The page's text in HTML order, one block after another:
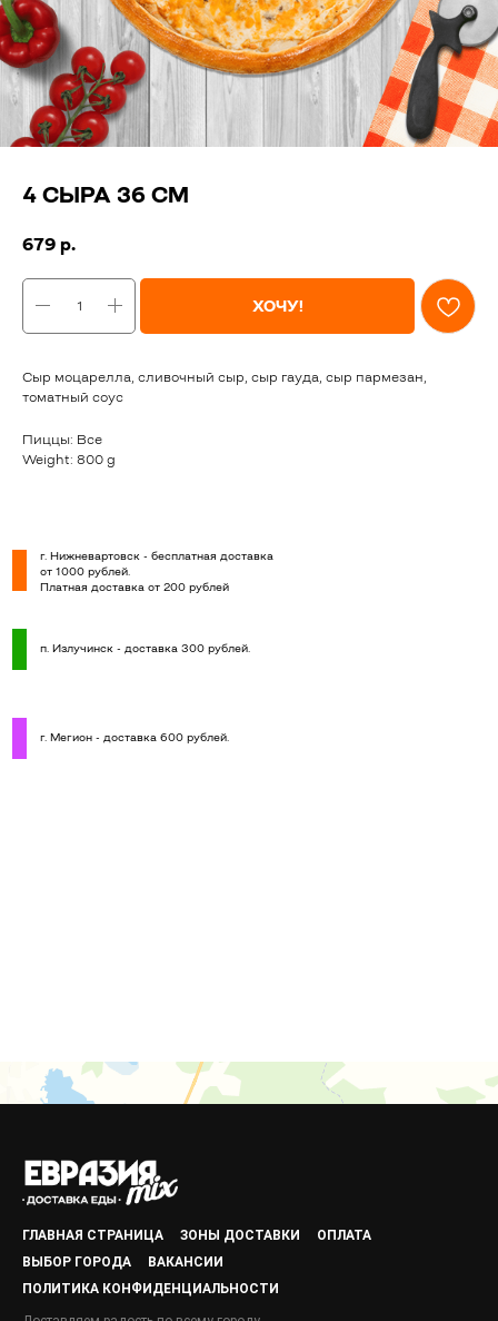
4 СЫРА 36 СМ
679 р.
ХОЧУ!
Сыр моцарелла, сливочный сыр, сыр гауда, сыр пармезан,
томатный соус
Пиццы: Все
Weight: 800 g
г. Мегион - доставка 600 рублей.
п. Излучинск - доставка 300 рублей.
г. Нижневартовск - бесплатная доставка
от 1000 рублей.
Платная доставка от 200 рублей
ГЛАВНАЯ СТРАНИЦА ЗОНЫ ДОСТАВКИ
ОПЛАТА
ВЫБОР ГОРОДА
ВАКАНСИИ
ПОЛИТИКА КОНФИДЕНЦИАЛЬНОСТИ